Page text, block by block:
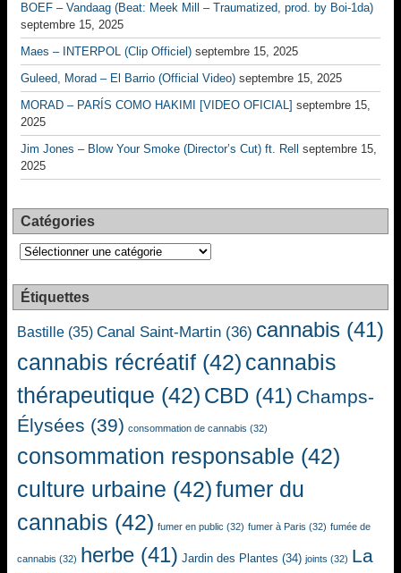
BOEF – Vandaag (Beat: Meek Mill – Traumatized, prod. by Boi-1da)
septembre 15, 2025
Maes – INTERPOL (Clip Officiel) septembre 15, 2025
Guleed, Morad – El Barrio (Official Video) septembre 15, 2025
MORAD – PARÍS COMO HAKIMI [VIDEO OFICIAL] septembre 15,
2025
Jim Jones – Blow Your Smoke (Director’s Cut) ft. Rell
septembre 15,
2025
Catégories
Catégories
Étiquettes
Bastille (35) Canal Saint-Martin (36) cannabis (41)
cannabis récréatif (42) cannabis
thérapeutique (42) CBD (41) Champs-
Élysées (39) consommation de cannabis (32)
consommation responsable (42)
culture urbaine (42)fumer du
cannabis (42) fumer en public (32) fumer à Paris (32) fumée de
cannabis (32) herbe (41) Jardin des Plantes (34) joints (32) La